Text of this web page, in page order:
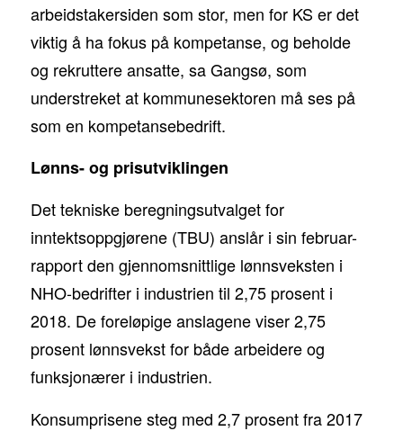
arbeidstakersiden som stor, men for KS er det
viktig å ha fokus på kompetanse, og beholde
og rekruttere ansatte, sa Gangsø, som
understreket at kommunesektoren må ses på
som en kompetansebedrift.
Lønns- og prisutviklingen
Det tekniske beregningsutvalget for
inntektsoppgjørene (TBU) anslår i sin februar-
rapport den gjennomsnittlige lønnsveksten i
NHO-bedrifter i industrien til 2,75 prosent i
2018. De foreløpige anslagene viser 2,75
prosent lønnsvekst for både arbeidere og
funksjonærer i industrien.
Konsumprisene steg med 2,7 prosent fra 2017